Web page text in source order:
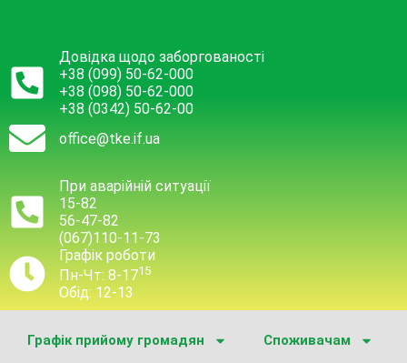
Довідка щодо заборгованості
+38 (099) 50-62-000
+38 (098) 50-62-000
+38 (0342) 50-62-00
office@tke.if.ua
При аварійній ситуації
15-82
56-47-82
(067)110-11-73
Графік роботи
Пн-Чт: 8-1715
Обід: 12-13
Графік прийому громадян Споживачам